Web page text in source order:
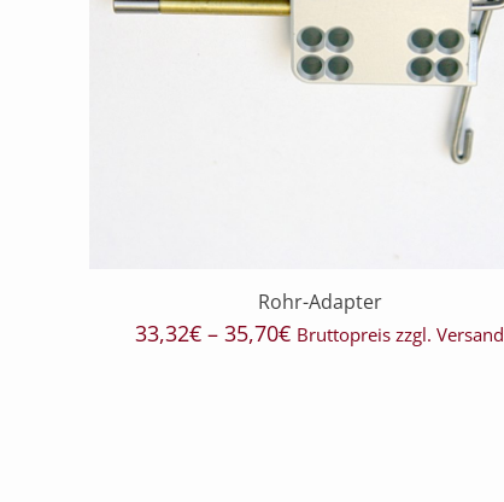
Rohr-Adapter
33,32€ –35,70€Preisspanne:
33,32€
Bruttopreis zzgl. Versand